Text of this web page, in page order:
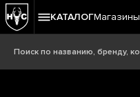
КАТАЛОГМагазины